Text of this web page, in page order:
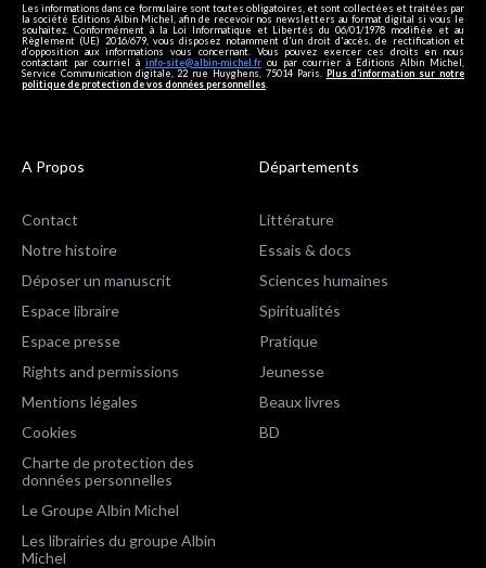
Les informations dans ce formulaire sont toutes obligatoires, et sont collectées et traitées par
la société Editions Albin Michel, afin de recevoir nos newsletters au format digital si vous le
souhaitez. Conformément à la Loi Informatique et Libertés du 06/01/1978 modifiée et au
Règlement (UE) 2016/679, vous disposez notamment d'un droit d'accès, de rectification et
d’opposition aux informations vous concernant. Vous pouvez exercer ces droits en nous
contactant par courriel à info-site@albin-michel.fr ou par courrier à Editions Albin Michel,
Service Communication digitale, 22 rue Huyghens, 75014 Paris. Plus d’information sur notre
politique de protection de vos données personnelles
A Propos
Contact
Notre histoire
Déposer un manuscrit
Espace libraire
Espace presse
Rights and permissions
Mentions légales
Cookies
Charte de protection des
données personnelles
Le Groupe Albin Michel
Les librairies du groupe Albin
Michel
Départements
Littérature
Essais & docs
Sciences humaines
Spiritualités
Pratique
Jeunesse
Beaux livres
BD